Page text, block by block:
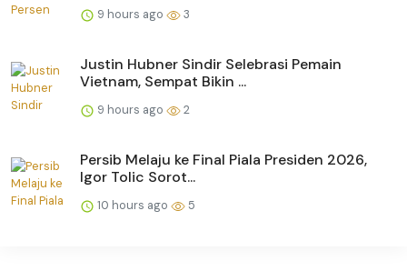
9 hours ago 3
Justin Hubner Sindir Selebrasi Pemain
Vietnam, Sempat Bikin ...
9 hours ago 2
Persib Melaju ke Final Piala Presiden 2026,
Igor Tolic Sorot...
10 hours ago 5